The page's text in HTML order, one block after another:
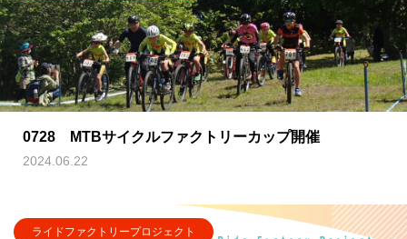
0728 MTBサイクルファクトリーカップ開催
2024.06.22
ライドファクトリープロジェクト